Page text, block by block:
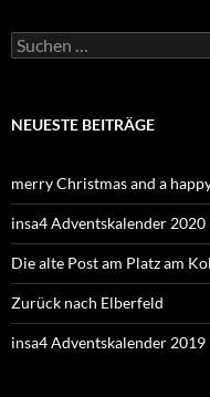
NEUESTE BEITRÄGE
merry Christmas and a
insa4 Adventskalender
Die alte Post am Platz am
Zurück nach Elberfeld
insa4 Adventskalender